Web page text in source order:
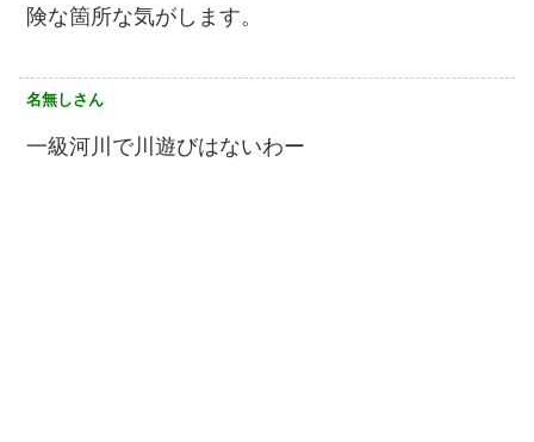
険な箇所な気がします。
名無しさん
一級河川で川遊びはないわー